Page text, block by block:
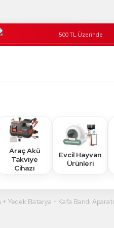
500 TL Üzerinde
Araç Akü
Takviye
Cihazı
Evcil Hayvan
Ürünleri
Yedek Batarya + Kafa Bandı Aparatı